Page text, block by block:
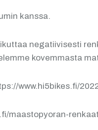
kanssa.
negatiivisesti
kovemmasta
www.hi5bikes.fi/
maastopyoran-